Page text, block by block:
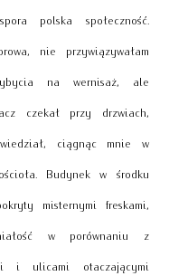
polska społeczność.
nie przywiązywałam
na wernisaż, ale
czekał przy drzwiach,
ciągnąc mnie w
Budynek w środku
misternymi freskami,
w porównaniu z
i ulicami otaczającymi